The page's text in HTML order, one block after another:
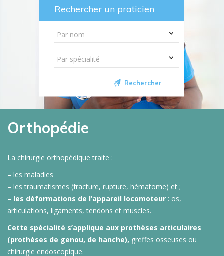
Rechercher un praticien
Rechercher
Orthopédie
La chirurgie orthopédique traite :
– les maladies
– les traumatismes (fracture, rupture, hématome) et ;
– les déformations de l’appareil locomoteur : os,
articulations, ligaments, tendons et muscles.
Cette spécialité s’applique aux prothèses articulaires
(prothèses de genou, de hanche), greffes osseuses ou
chirurgie endoscopique.